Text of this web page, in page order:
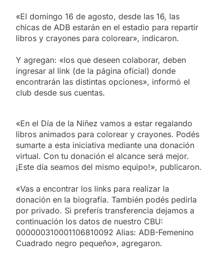
«El domingo 16 de agosto, desde las 16, las
chicas de ADB estarán en el estadio para repartir
libros y crayones para colorear», indicaron.
Y agregan: «los que deseen colaborar, deben
ingresar al link (de la página oficial) donde
encontrarán las distintas opciones», informó el
club desde sus cuentas.
«En el Día de la Niñez vamos a estar regalando
libros animados para colorear y crayones. Podés
sumarte a esta iniciativa mediante una donación
virtual. Con tu donación el alcance será mejor.
¡Este día seamos del mismo equipo!», publicaron.
«Vas a encontrar los links para realizar la
donación en la biografía. También podés pedirla
por privado. Si preferís transferencia dejamos a
continuación los datos de nuestro CBU:
000000310001106810092 Alias: ADB-Femenino
Cuadrado negro pequeño», agregaron.